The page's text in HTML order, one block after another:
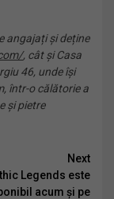
angajați și deține
, cât și Casa
46, unde își
într-o călătorie a
și pietre
Next
Legends este
acum și pe